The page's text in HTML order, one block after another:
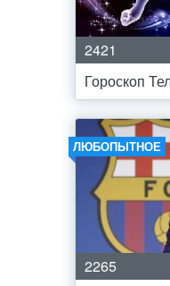
2421
Гороскоп
ЛЮБОПЫТНОЕ
2265